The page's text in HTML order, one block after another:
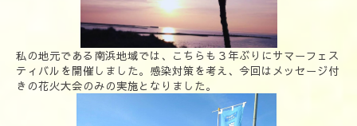
私の地元である南浜地域では、こちらも３年ぶりにサマーフェス
ティバルを開催しました。感染対策を考え、今回はメッセージ付
きの花火大会のみの実施となりました。